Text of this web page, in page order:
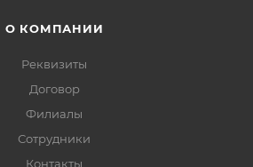
О КОМПАНИИ
Реквизиты
Договор
Филиалы
Сотрудники
Контакты